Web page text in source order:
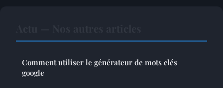
Comment utiliser le générateur de mots clés
google